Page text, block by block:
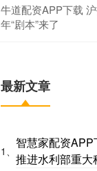
牛道配资APP下载
年“剧本”来了
最新文章
1、
智慧家配资
推进水利部重